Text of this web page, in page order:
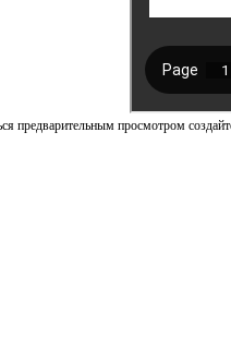
предварительным просмотром